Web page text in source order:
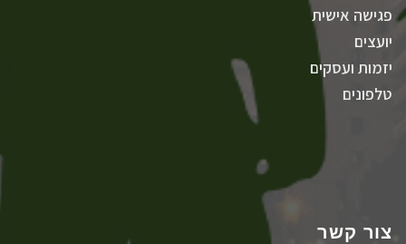
פגישה אישית
יועצים
יזמות ועסקים
טלפונים
צור קשר